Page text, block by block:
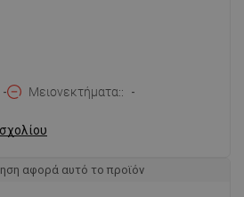
- Μειονεκτήματα: -
αφορά αυτό το προϊόν